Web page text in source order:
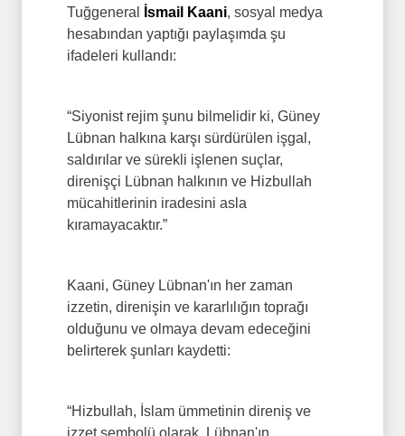
Tuğgeneral
İsmail Kaani, sosyal medya
hesabından yaptığı paylaşımda şu
ifadeleri kullandı:
“Siyonist rejim şunu bilmelidir ki, Güney
Lübnan halkına karşı sürdürülen işgal,
saldırılar ve sürekli işlenen suçlar,
direnişçi Lübnan halkının ve Hizbullah
mücahitlerinin iradesini asla
kıramayacaktır.”
Kaani, Güney Lübnan'ın her zaman
izzetin, direnişin ve kararlılığın toprağı
olduğunu ve olmaya devam edeceğini
belirterek şunları kaydetti:
“Hizbullah, İslam ümmetinin direniş ve
izzet sembolü olarak, Lübnan'ın